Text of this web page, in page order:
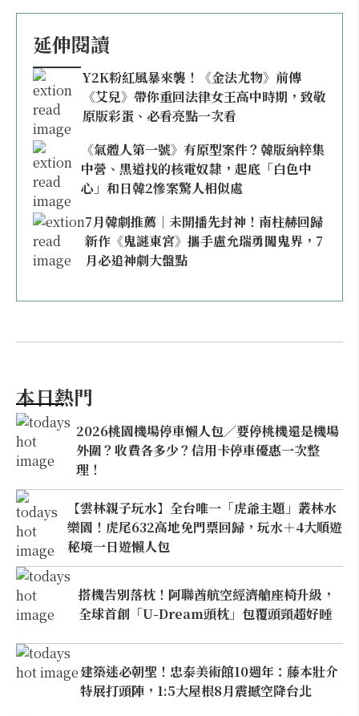
延伸閱讀
Y2K粉紅風暴來襲！《金法尤物》前傳
《艾兒》帶你重回法律女王高中時期，致敬
原版彩蛋、必看亮點一次看
《氣體人第一號》有原型案件？韓版納粹集
中營、黑道找的核電奴隸，起底「白色中
心」和日韓2慘案驚人相似處
7月韓劇推薦｜未開播先封神！南柱赫回歸
新作《鬼謎東宮》攜手盧允瑞勇闖鬼界，7
月必追神劇大盤點
本日熱門
2026桃園機場停車懶人包／要停桃機還是機場
外圍？收費各多少？信用卡停車優惠一次整
理！
【雲林親子玩水】全台唯一「虎爺主題」叢林水
樂園！虎尾632高地免門票回歸，玩水＋4大順遊
秘境一日遊懶人包
搭機告別落枕！阿聯酋航空經濟艙座椅升級，
全球首創「U-Dream頭枕」包覆頭頸超好睡
建築迷必朝聖！忠泰美術館10週年：藤本壯介
特展打頭陣，1:5大屋根8月震撼空降台北